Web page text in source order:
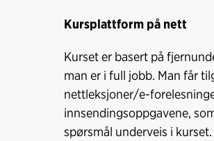
Kursplattform på nett
Kurset er basert på
man er i full jobb. Man får
nettleksjoner/e-
innsendingsoppgavene,
spørsmål underveis i kurset.